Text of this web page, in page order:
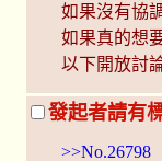
如果沒有協
如果真的想
以下開放討
發起者請有
>>No.26798